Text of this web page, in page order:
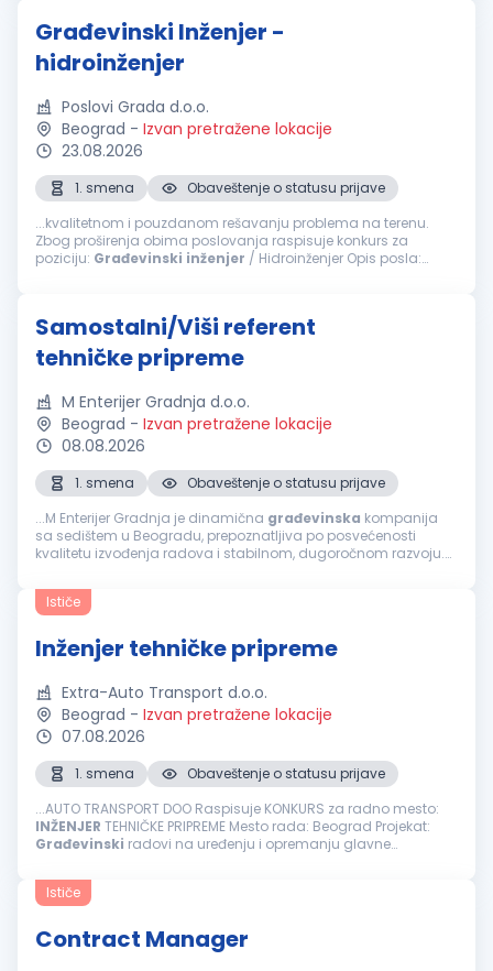
Građevinski Inženjer -
hidroinženjer
Poslovi Grada d.o.o.
Beograd - Izvan pretražene lokacije
23.08.2026
1. smena
Obaveštenje o statusu prijave
...kvalitetnom i pouzdanom rešavanju problema na terenu.
Zbog proširenja obima poslovanja raspisuje konkurs za
poziciju: Građevinski inženjer / Hidroinženjer Opis posla:
Samostalni/Viši referent
tehničke pripreme
M Enterijer Gradnja d.o.o.
Beograd - Izvan pretražene lokacije
08.08.2026
1. smena
Obaveštenje o statusu prijave
...M Enterijer Gradnja je dinamična građevinska kompanija
sa sedištem u Beogradu, prepoznatljiva po posvećenosti
kvalitetu izvođenja radova i stabilnom, dugoročnom razvoju.
kolegu/koleginicu...
Ističe
Inženjer tehničke pripreme
Extra-Auto Transport d.o.o.
Beograd - Izvan pretražene lokacije
07.08.2026
1. smena
Obaveštenje o statusu prijave
...AUTO TRANSPORT DOO Raspisuje KONKURS za radno mesto:
INŽENJER TEHNIČKE PRIPREME Mesto rada: Beograd Projekat:
Građevinski radovi na uređenju i opremanju glavne
izvodi prema FIDIC...
Ističe
Contract Manager